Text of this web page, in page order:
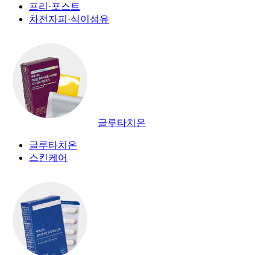
프리·포스트
차전자피·식이섬유
글루타치온
글루타치온
스킨케어